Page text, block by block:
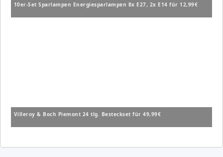
10er-Set Sparlampen Energiesparlampen 8x E27, 2x E14 für 12,99€
Villeroy & Boch Piemont 24 tlg. Besteckset für 49,99€